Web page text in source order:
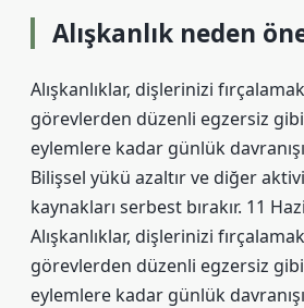
Alışkanlık neden
Alışkanlıklar, dişlerinizi
görevlerden düzenli egzersiz
eylemlere kadar günlük
Bilişsel yükü azaltır ve diğer
kaynakları serbest bırakır. 11
Alışkanlıklar, dişlerinizi
görevlerden düzenli egzersiz
eylemlere kadar günlük